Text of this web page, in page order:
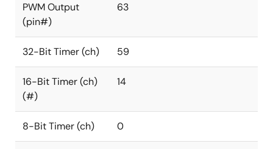
PWM Output
(pin#)
63
32-Bit Timer (ch) 59
16-Bit Timer (ch)
(#)
14
8-Bit Timer (ch) 0